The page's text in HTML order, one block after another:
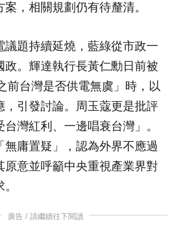
，相關規劃仍有待釐清。
議題持續延燒，藍綠從市政一
政。輝達執行長黃仁勳日前被
前台灣是否供電無虞」時，以
，引發討論。周玉蔻更是批評
台灣紅利、一邊唱衰台灣」。
無庸置疑」，認為外界不應過
原意並呼籲中央重視產業界對
廣告 / 請繼續往下閱讀